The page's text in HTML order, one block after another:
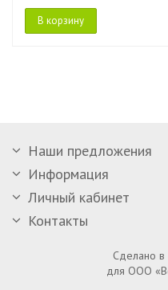
В корзину
Наши предложения
Информация
Личный кабинет
Контакты
Сделано в
для ООО